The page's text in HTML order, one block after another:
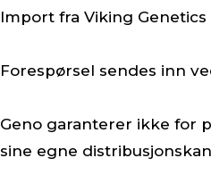
Import fra Viking
Forespørsel sendes inn
Geno garanterer ikke for
sine egne